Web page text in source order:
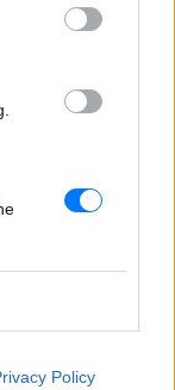
Policy
τα 2
αργού